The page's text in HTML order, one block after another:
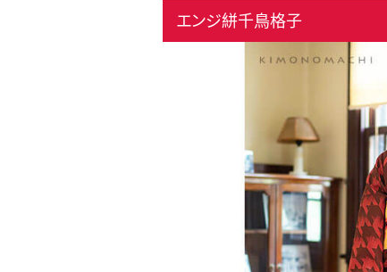
エンジ絣千鳥格子